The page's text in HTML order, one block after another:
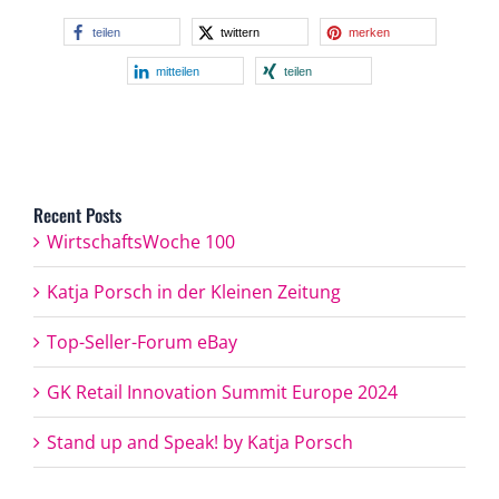
teilen twittern merken
mitteilen teilen
Recent Posts
WirtschaftsWoche 100
Katja Porsch in der Kleinen Zeitung
Top-Seller-Forum eBay
GK Retail Innovation Summit Europe 2024
Stand up and Speak! by Katja Porsch